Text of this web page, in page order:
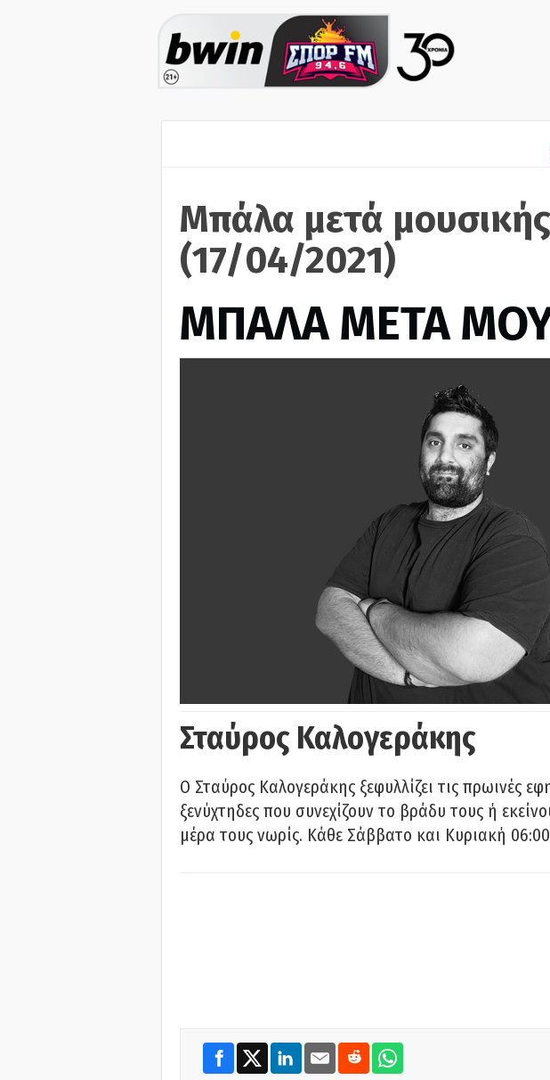
Μπάλα μετά μουσικής
(17/04/2021)
ΜΠΑΛΑ ΜΕΤΑ
Σταύρος Καλογεράκης
Ο Σταύρος Καλογεράκης ξεφυλλίζει τις πρωινές
ξενύχτηδες που συνεχίζουν το βράδυ τους ή
μέρα τους νωρίς. Κάθε Σάββατο και Κυριακή